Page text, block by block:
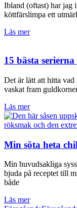
Ibland (oftast) har jag
köttfärslimpa ett
Läs mer
15 bästa
Det är lätt att hitta
vaskat fram
Läs mer
Min söta heta
Min huvudsakliga
bjuda på receptet till
både
Läs mer